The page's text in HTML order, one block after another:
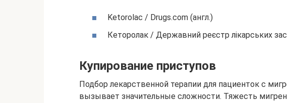
Ketorolac / Drugs.com (англ.)
Кеторолак / Державний реєстр лікарських
Купирование приступов
Подбор лекарственной терапии для пациенток c
вызывает значительные сложности. Тяжесть